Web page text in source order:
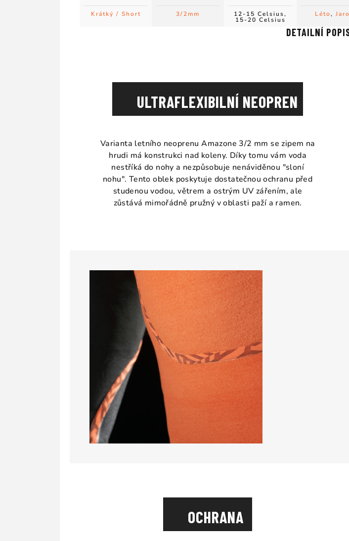
DETAILNÍ
ULTRAFLEXIBILNÍ NEOPREN
Varianta letního neoprenu Amazone 3/2 mm se zipem na
hrudi má konstrukci nad koleny. Díky tomu vám voda
nestříká do nohy a nezpůsobuje nenáviděnou "sloní
nohu". Tento oblek poskytuje dostatečnou ochranu před
studenou vodou, větrem a ostrým UV zářením, ale
zůstává mimořádně pružný v oblasti paží a ramen.
OCHRANA
Krátký / Short 3/2mm 12-15 Celsius,
15-20 Celsius
Léto,